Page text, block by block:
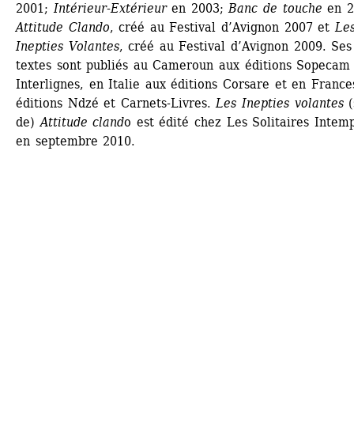
2001; Intérieur-Extérieuren 2003; Banc de touche en
Attitude Clando, créé au Festival d’Avignon 2007 et
Inepties Volantes, créé au Festival d’Avignon 2009. Ses
textes sont publiés au Cameroun aux éditions
Interlignes, en Italie aux éditions Corsare et en
éditions Ndzé et Carnets-Livres. Les Inepties volantes
de) Attitude clando est édité chez Les Solitaires
en septembre 2010.